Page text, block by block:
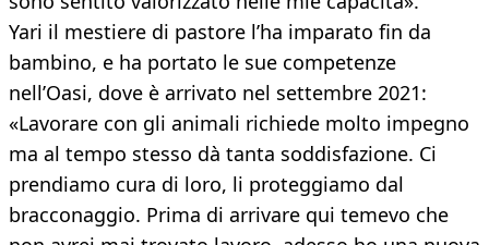
Yari il mestiere di pastore l’ha imparato fin da
bambino, e ha portato le sue competenze
nell’Oasi, dove è arrivato nel settembre 2021:
«Lavorare con gli animali richiede molto impegno
ma al tempo stesso dà tanta soddisfazione. Ci
prendiamo cura di loro, li proteggiamo dal
bracconaggio. Prima di arrivare qui temevo che